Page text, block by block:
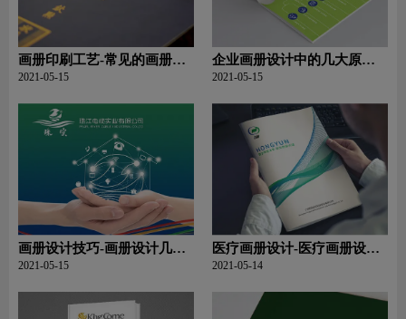
画册印刷工艺-常见的画册印
刷工艺有哪些？
2021-05-15
企业画册设计中的几大原理
是什么？
2021-05-15
画册设计技巧-画册设计几大
技巧
2021-05-15
医疗画册设计-医疗画册设计
要做好哪些问题？
2021-05-14